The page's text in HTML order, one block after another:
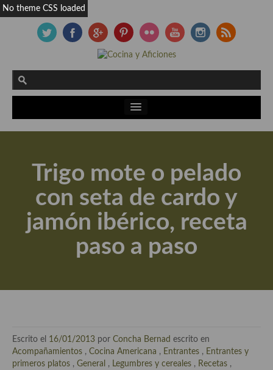
Actualidad y recomendaciones
Apuntes, estudios sobre temas interesantes e importantes
Aceite de Oliva Virgen Extra (AOVE)
Recetas maridadas con los mejores AOVES
Flores en la cocina recetas
En la mesa: menaje, vajilla, técnicas de emplatado, decoración
Trigo mote o pelado
con seta de cardo y
jamón ibérico, receta
paso a paso
Escrito el 16/01/2013 por Concha Bernad escrito en
Acompañamientos , Cocina Americana , Entrantes , Entrantes y
primeros platos , General , Legumbres y cereales , Recetas ,
No theme CSS loaded